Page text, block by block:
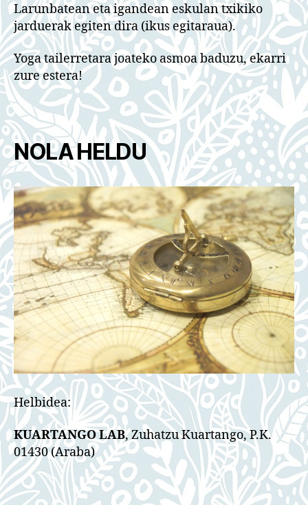
Larunbatean eta igandean eskulan txikiko
jarduerak egiten dira (ikus egitaraua).
Yoga tailerretara joateko asmoa baduzu, ekarri
zure estera!
NOLA HELDU
Helbidea:
KUARTANGO LAB, Zuhatzu Kuartango, P.K.
01430 (Araba)